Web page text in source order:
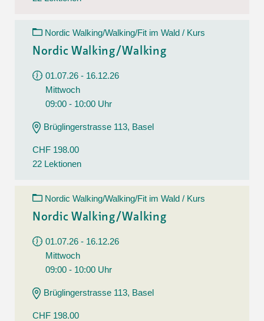
Nordic Walking/Walking/Fit im Wald / Kurs
Nordic Walking/Walking
01.07.26 - 16.12.26
Mittwoch
09:00 - 10:00 Uhr
Brüglingerstrasse 113, Basel
CHF 198.00
22 Lektionen
Nordic Walking/Walking/Fit im Wald / Kurs
Nordic Walking/Walking
01.07.26 - 16.12.26
Mittwoch
09:00 - 10:00 Uhr
Brüglingerstrasse 113, Basel
CHF 198.00